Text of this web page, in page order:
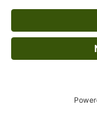
Mo – Fr 9 –